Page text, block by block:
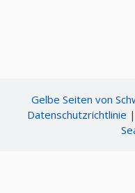
Gelbe Seiten von
Datenschutzrichtlinie |